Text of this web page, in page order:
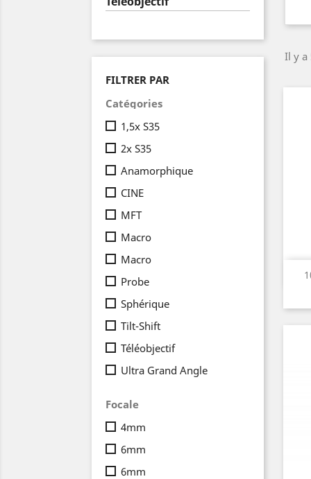
FILTRER PAR
Catégories
1,5x S35
2x S35
Anamorphique
CINE
MFT
Macro
Macro
Probe
Sphérique
Tilt-Shift
Téléobjectif
Ultra Grand Angle
Focale
4mm
6mm
6mm
Il y a